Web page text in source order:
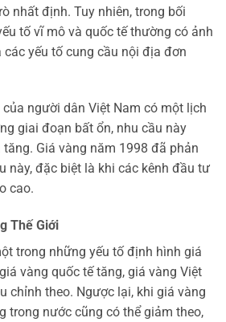
nhất định. Tuy nhiên, trong bối
tố vĩ mô và quốc tế thường có ảnh
yếu tố cung cầu nội địa đơn
người dân Việt Nam có một lịch
giai đoạn bất ổn, nhu cầu này
Giá vàng năm 1998 đã phản
này, đặc biệt là khi các kênh đầu tư
cao.
Thế Giới
trong những yếu tố định hình giá
vàng quốc tế tăng, giá vàng Việt
chỉnh theo. Ngược lại, khi giá vàng
trong nước cũng có thể giảm theo,